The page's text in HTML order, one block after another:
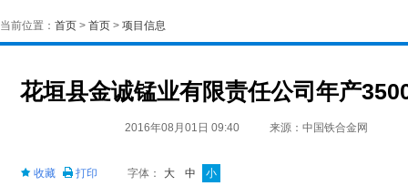
当前位置： 首页 > 首页 > 项目信息
花垣县金诚锰业有限责任公司年产
2016年08月01日 09:40 来源：中国铁合金网
收藏 打印 字体： 大 中
小